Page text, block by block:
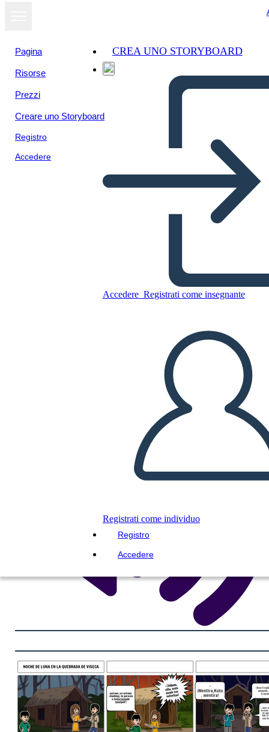
Pagina
Risorse
Prezzi
Creare uno Storyboard
Registro
Accedere
CREA UNO STORYBOARD
Accedere Registrati come insegnante
Registrati come individuo
Registro
Accedere
Untitled Storyboard
CREARE UNO STORYBOARD
RIPRODURRE LA PRESENTAZIONE
LEGGIMI
Visualizza
come